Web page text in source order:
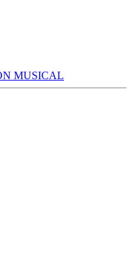
MUSICAL